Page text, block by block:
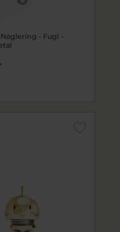
- Fugl -